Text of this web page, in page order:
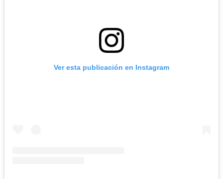
Ver esta publicación en Instagram